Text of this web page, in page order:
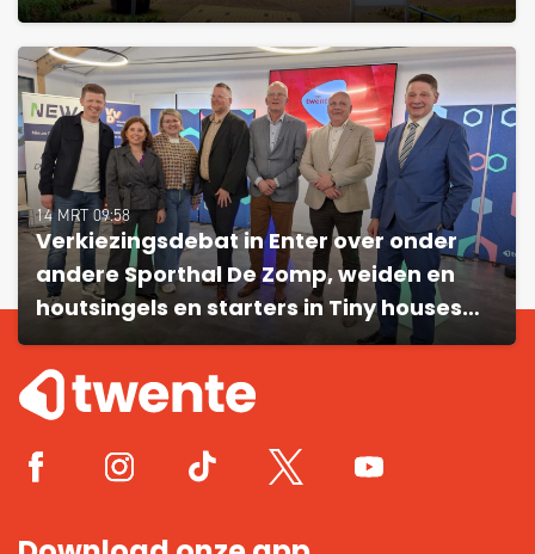
14 MRT 09:58
Verkiezingsdebat in Enter over onder
andere Sporthal De Zomp, weiden en
houtsingels en starters in Tiny houses…